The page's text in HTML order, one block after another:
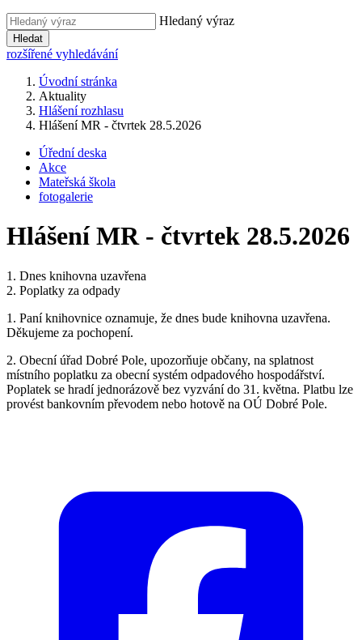
Hledaný výraz
Hledat
rozšířené vyhledávání
Úvodní stránka
Aktuality
Hlášení rozhlasu
Hlášení MR - čtvrtek 28.5.2026
Úřední deska
Akce
Mateřská škola
fotogalerie
Hlášení MR - čtvrtek 28.5.2026
1. Dnes knihovna uzavřena
2. Poplatky za odpady
1. Paní knihovnice oznamuje, že dnes bude knihovna uzavřena.
Děkujeme za pochopení.
2. Obecní úřad Dobré Pole, upozorňuje občany, na splatnost
místního poplatku za obecní systém odpadového hospodářství.
Poplatek se hradí jednorázově bez vyzvání do 31. května. Platbu lze
provést bankovním převodem nebo hotově na OÚ Dobré Pole.